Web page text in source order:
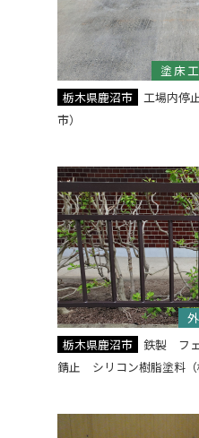
塗床
栃木県鹿沼市
工場内停
市）
栃木県鹿沼市
鉄製 フ
錆止 シリコン樹脂塗料（